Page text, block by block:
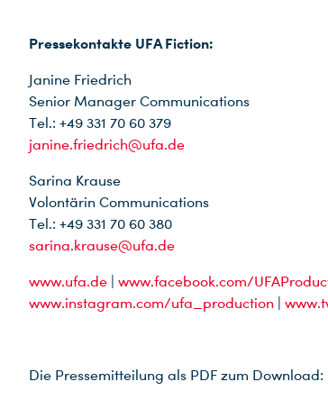
Pressekontakte UFA Fiction:
Janine Friedrich
Senior Manager Communications
Tel.: +49 331 70 60 379
janine.friedrich@ufa.de
Sarina Krause
Volontärin Communications
Tel.: +49 331 70 60 380
sarina.krause@ufa.de
www.ufa.de
www.facebook.com/
www.instagram.com/ufa_production
Die Pressemitteilung als PDF zum Download: